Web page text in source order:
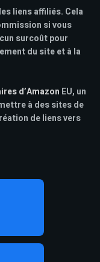
liens affiliés. Cela
si vous
surcoût pour
du site et à la
d’Amazon EU, un
à des sites de
de liens vers